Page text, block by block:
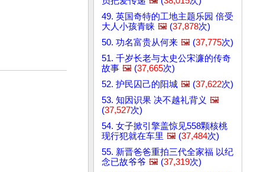
49. 英国奇特的工地主题乐园 倍受
大人小孩青睐 🖼️ (37,878次)
50. 功名富贵从何来 🖼️ (37,775次)
51. 千岁长老与太史公宋濂的传奇
故事 🖼️ (37,665次)
52. 护民囚己的阳城 🖼️ (37,622次)
53. 知因识果 决不越礼背义 🖼️
(37,527次)
54. 女子掀引擎盖惊见558颗核桃
现行犯就在车里 🖼️ (37,484次)
55. 新晋爸爸重拍三代全家福 以纪
念已故爷爷 🖼️ (37,319次)